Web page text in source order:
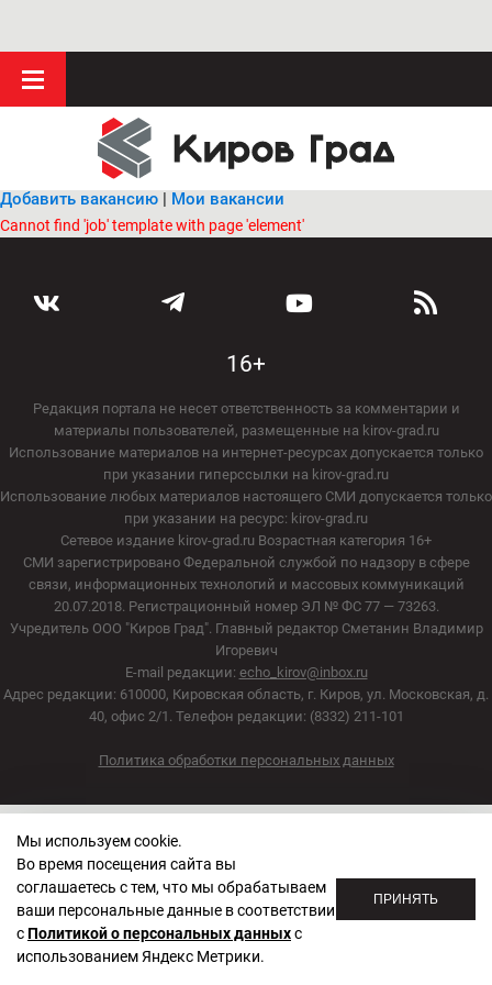
Добавить вакансию | Мои вакансии
Cannot find 'job' template with page 'element'
16+
Редакция портала не несет ответственность за комментарии и
материалы пользователей, размещенные на kirov-grad.ru
Использование материалов на интернет-ресурсах допускается только
при указании гиперссылки на kirov-grad.ru
Использование любых материалов настоящего СМИ допускается только
при указании на ресурс: kirov-grad.ru
Сетевое издание kirov-grad.ru Возрастная категория 16+
СМИ зарегистрировано Федеральной службой по надзору в сфере
связи, информационных технологий и массовых коммуникаций
20.07.2018. Регистрационный номер ЭЛ № ФС 77 — 73263.
Учредитель ООО "Киров Град". Главный редактор Сметанин Владимир
Игоревич
E-mail редакции: echo_kirov@inbox.ru
Адрес редакции: 610000, Кировская область, г. Киров, ул. Московская, д.
40, офис 2/1. Телефон редакции: (8332) 211-101
Политика обработки персональных данных
Мы используем cookie.
Во время посещения сайта вы
соглашаетесь с тем, что мы обрабатываем
ваши персональные данные в соответствии
сПолитикой о персональных данныхс
использованием Яндекс Метрики.
ПРИНЯТЬ